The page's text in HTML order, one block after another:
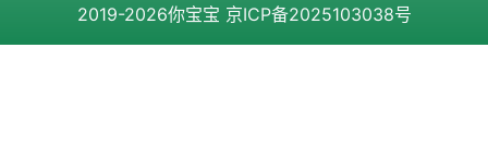
2019-2026你宝宝 京ICP备2025103038号